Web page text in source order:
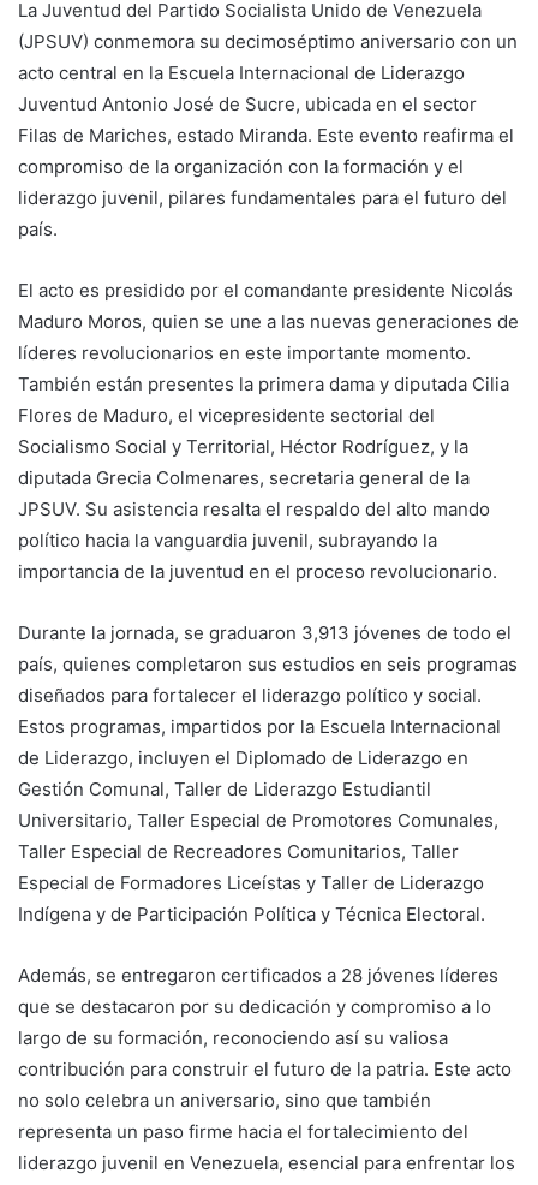
La Juventud del Partido Socialista Unido de Venezuela
(JPSUV) conmemora su decimoséptimo aniversario con un
acto central en la Escuela Internacional de Liderazgo
Juventud Antonio José de Sucre, ubicada en el sector
Filas de Mariches, estado Miranda. Este evento reafirma el
compromiso de la organización con la formación y el
liderazgo juvenil, pilares fundamentales para el futuro del
país.
El acto es presidido por el comandante presidente Nicolás
Maduro Moros, quien se une a las nuevas generaciones de
líderes revolucionarios en este importante momento.
También están presentes la primera dama y diputada Cilia
Flores de Maduro, el vicepresidente sectorial del
Socialismo Social y Territorial, Héctor Rodríguez, y la
diputada Grecia Colmenares, secretaria general de la
JPSUV. Su asistencia resalta el respaldo del alto mando
político hacia la vanguardia juvenil, subrayando la
importancia de la juventud en el proceso revolucionario.
Durante la jornada, se graduaron 3,913 jóvenes de todo el
país, quienes completaron sus estudios en seis programas
diseñados para fortalecer el liderazgo político y social.
Estos programas, impartidos por la Escuela Internacional
de Liderazgo, incluyen el Diplomado de Liderazgo en
Gestión Comunal, Taller de Liderazgo Estudiantil
Universitario, Taller Especial de Promotores Comunales,
Taller Especial de Recreadores Comunitarios, Taller
Especial de Formadores Liceístas y Taller de Liderazgo
Indígena y de Participación Política y Técnica Electoral.
Además, se entregaron certificados a 28 jóvenes líderes
que se destacaron por su dedicación y compromiso a lo
largo de su formación, reconociendo así su valiosa
contribución para construir el futuro de la patria. Este acto
no solo celebra un aniversario, sino que también
representa un paso firme hacia el fortalecimiento del
liderazgo juvenil en Venezuela, esencial para enfrentar los